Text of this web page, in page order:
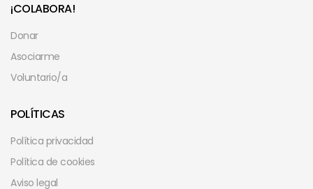
¡COLABORA!
Donar
Asociarme
Voluntario/a
POLÍTICAS
Política privacidad
Política de cookies
Aviso legal